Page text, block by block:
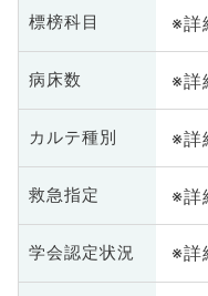
標榜科目 ※詳
病床数 ※詳
カルテ種別 ※詳
救急指定 ※詳
学会認定状況 ※詳